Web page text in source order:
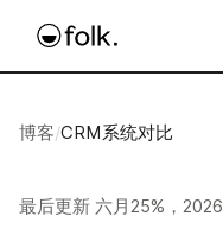
博客/CRM系统对比
最后更新 六月25%，2026